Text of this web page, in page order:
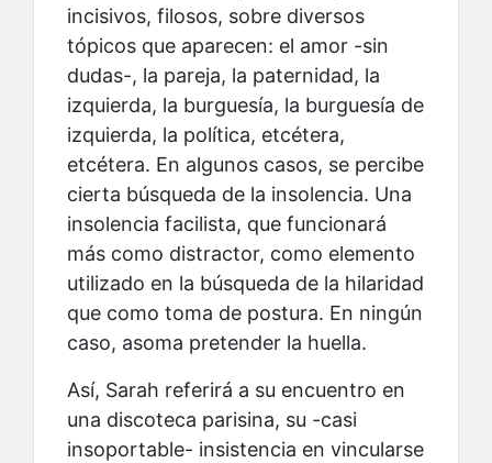
incisivos, filosos, sobre diversos
tópicos que aparecen: el amor -sin
dudas-, la pareja, la paternidad, la
izquierda, la burguesía, la burguesía de
izquierda, la política, etcétera,
etcétera. En algunos casos, se percibe
cierta búsqueda de la insolencia. Una
insolencia facilista, que funcionará
más como distractor, como elemento
utilizado en la búsqueda de la hilaridad
que como toma de postura. En ningún
caso, asoma pretender la huella.
Así, Sarah referirá a su encuentro en
una discoteca parisina, su -casi
insoportable- insistencia en vincularse